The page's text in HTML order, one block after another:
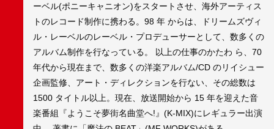
ーベル(ポニーキャニオン)をスタートさせ、海外アーティス
トのレコード制作に携わる。98 年 からは、ドリームズヴィ
ル・レーベルのレーベル・プロデューサーとして、数多くの
アルバム制作を行なっている。 以上の仕事のかたわ ら、70
年代から現在まで、数多くの洋楽アルバム/CD のリイシュー
企画監修、アート・ディレクションを行ない、その総数は
1500 タイトル以上。現在、放送開始から 15 年を迎えた音
楽番組『ようこそ夢街名曲堂へ!』(K-MIX)にレギュラー出演